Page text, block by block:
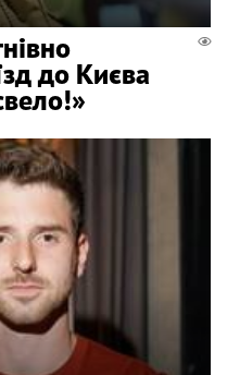
до Києва